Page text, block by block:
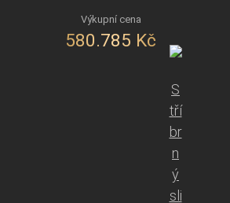
580.785 Kč
S
tří
br
n
ý
sli